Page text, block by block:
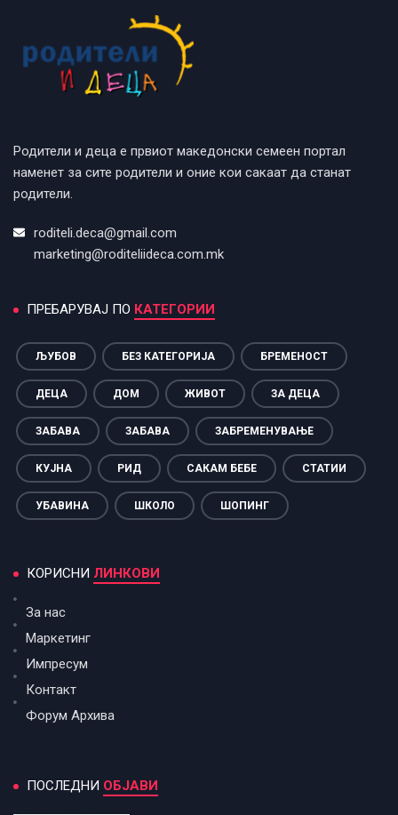
Родители и деца е првиот македонски семеен портал
наменет за сите родители и оние кои сакаат да станат
родители.
roditeli.deca@gmail.com
marketing@roditeliideca.com.mk
ПРЕБАРУВАЈ ПО КАТЕГОРИИ
ЉУБОВ БЕЗ КАТЕГОРИЈА БРЕМЕНОСТ
ДЕЦА ДОМ ЖИВОТ ЗА ДЕЦА
ЗАБАВА ЗАБАВА ЗАБРЕМЕНУВАЊЕ
КУЈНА РИД САКАМ БЕБЕ СТАТИИ
УБАВИНА ШКОЛО ШОПИНГ
КОРИСНИ ЛИНКОВИ
За нас
Маркетинг
Импресум
Контакт
Форум Архива
ПОСЛЕДНИ ОБЈАВИ